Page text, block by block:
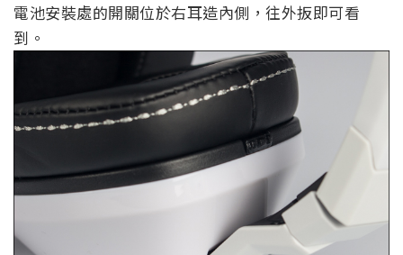
電池安裝處的開關位於右耳造內側，往外扳即可看
到。